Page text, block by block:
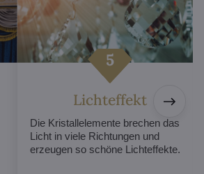
Lichteffekt
Die Kristallelemente brechen das
Licht in viele Richtungen und
erzeugen so schöne Lichteffekte.